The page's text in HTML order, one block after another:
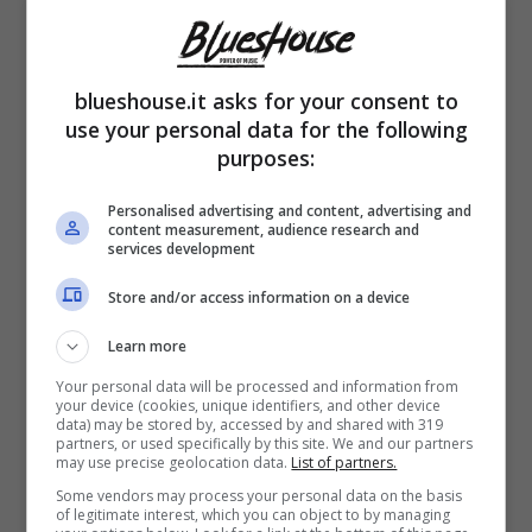
pulizie di casa, la classe 1996 si è trovata
spiacevole disavventura
Un imprevisto che, come svelato dalla
26enne, sarebbe potuto finire nel peggiore
dei modi: “Ho rischiato di perdere metà
testa
Il racconto della conduttrice è agghiacciante
e non può far a meno di accapponare la
pelle. La figlia di Michelle ha infatti spiegato
blueshouse.it asks for your consent to
use your personal data for the following
purposes:
Personalised advertising and content, advertising and
content measurement, audience research and
services development
Store and/or access information on a device
Learn more
Your personal data will be processed and information from
your device (cookies, unique identifiers, and other device
data) may be stored by, accessed by and shared with 319
partners, or used specifically by this site. We and our partners
may use precise geolocation data. List of partners.
Some vendors may process your personal data on the basis
of legitimate interest, which you can object to by managing